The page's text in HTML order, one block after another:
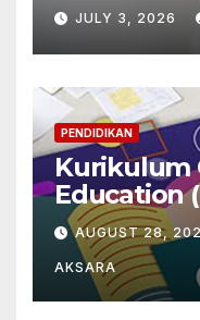
JULY 3, 2026
PENDIDIKAN
Kurikulum
Education
dan
AUGUST 28,
AKSARA